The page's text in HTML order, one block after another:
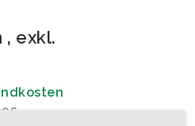
, exkl.